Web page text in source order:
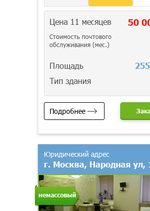
Цена 11 месяцев 50
Стоимость почтового
обслуживания (мес.)
Площадь
Тип здания
Подробнее
немассовый
Юридический адрес
г. Москва, Народная ул,